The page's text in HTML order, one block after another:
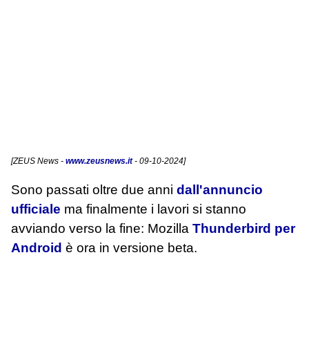
[ZEUS News - www.zeusnews.it- 09-10-2024]
Sono passati oltre due anni dall'annuncio
ufficiale ma finalmente i lavori si stanno
avviando verso la fine: Mozilla Thunderbird per
Android è ora in versione beta.